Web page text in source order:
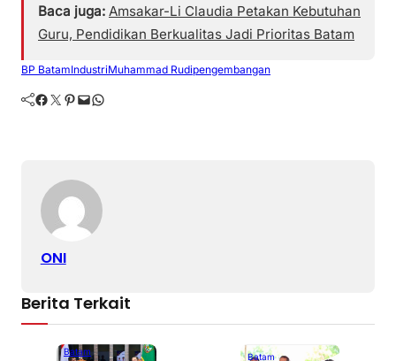
Baca juga: Amsakar-Li Claudia Petakan Kebutuhan
Guru, Pendidikan Berkualitas Jadi Prioritas Batam
BP BatamIndustriMuhammad Rudipengembangan
Facebook Twitter Pinterest Mail WhatsApp
ONI
Berita Terkait
Batam
Batam